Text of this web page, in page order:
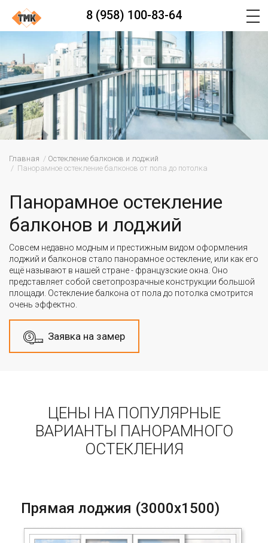
8 (958) 100-83-64
Главная
Остекление балконов и лоджий
Панорамное остекление балконов от пола до потолка
Панорамное остекление
балконов и лоджий
Совсем недавно модным и престижным видом оформления
лоджий и балконов стало панорамное остекление, или как его
ещё называют в нашей стране - французские окна. Оно
представляет собой светопрозрачные конструкции большой
площади. Остекление балкона от пола до потолка смотрится
очень эффектно.
Заявка на замер
ЦЕНЫ НА ПОПУЛЯРНЫЕ
ВАРИАНТЫ ПАНОРАМНОГО
ОСТЕКЛЕНИЯ
Прямая лоджия (3000х1500)